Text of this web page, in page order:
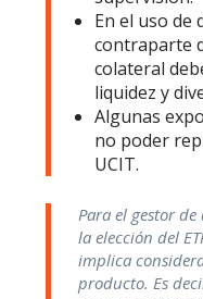
En el uso de
contraparte
colateral
liquidez y
Algunas
no poder
UCIT.
Para el gestor
la elección del
implica
producto. Es